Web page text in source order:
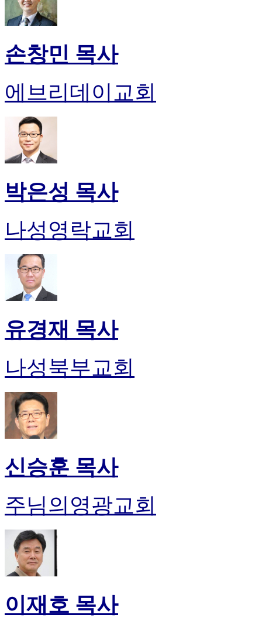
손창민 목사
에브리데이교회
박은성 목사
나성영락교회
유경재 목사
나성북부교회
신승훈 목사
주님의영광교회
이재호 목사